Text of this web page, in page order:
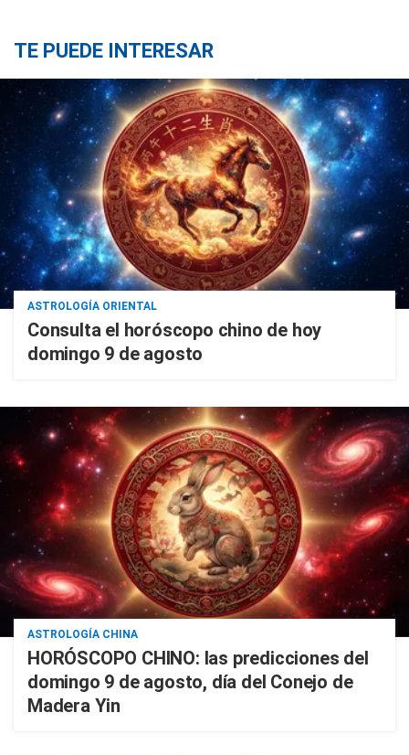
TE PUEDE INTERESAR
ASTROLOGÍA ORIENTAL
Consulta el horóscopo chino de hoy
domingo 9 de agosto
ASTROLOGÍA CHINA
HORÓSCOPO CHINO: las predicciones del
domingo 9 de agosto, día del Conejo de
Madera Yin